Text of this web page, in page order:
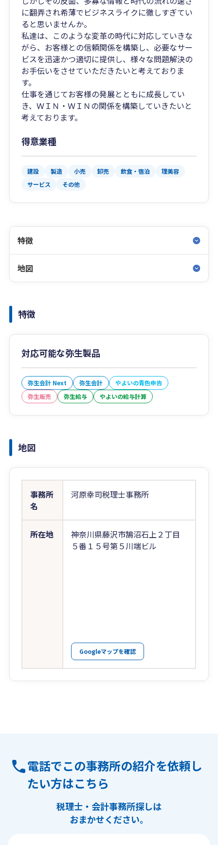
に翻弄され希薄でビジネスライクに徹しすぎてい
ると思いませんか。
私達は、このような変革の時代に対応していきな
がら、お客様との信頼関係を構築し、必要なサー
ビスを迅速かつ適切に提供し、様々な問題解決の
お手伝いをさせていただきたいと考えておりま
す。
仕事を通じてお客様の発展とともに成長してい
き、ＷＩＮ・ＷＩＮの関係を構築していきたいと
考えております。
得意業種
建設 製造 小売 卸売 飲食・宿泊
理美容
サービス
その他
特徴
地図
特徴
対応可能な弥生製品
弥生会計 Next 弥生会計
やよいの青色申告
弥生販売
弥生給与 やよいの給与計算
地図
事務所
名
河原幸司税理士事務所
所在地
神奈川県藤沢市鵠沼石上２丁目
５番１５号第５川端ビル
Googleマップを確認
電話でこの事務所の紹介を依頼し
たい方はこちら
税理士・会計事務所探しは
おまかせください。